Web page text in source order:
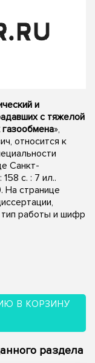
и
с тяжелой
»,
относится к
Санкт-
с. : 7 ил..
На странице
тип работы и шифр
В КОРЗИНУ
раздела